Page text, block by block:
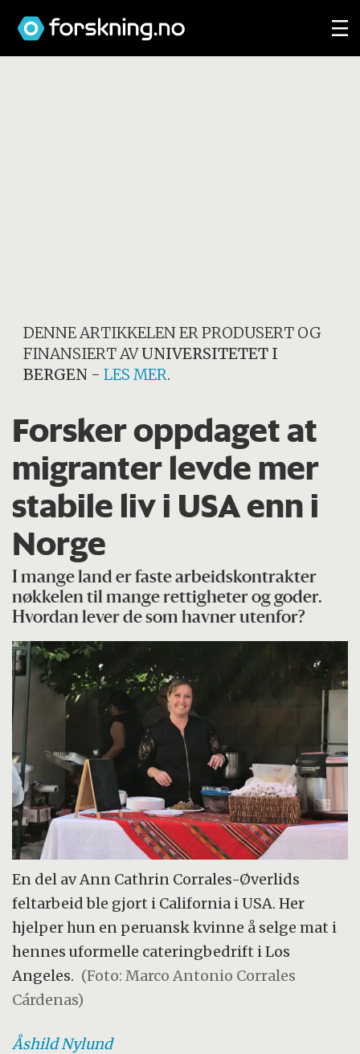
DENNE ARTIKKELEN ER PRODUSERT OG
FINANSIERT AVUNIVERSITETET I
BERGEN -LES MER.
Forsker oppdaget at
migranter levde mer
stabile liv i USA enn i
Norge
I mange land er faste arbeidskontrakter
nøkkelen til mange rettigheter og goder.
Hvordan lever de som havner utenfor?
En del av Ann Cathrin Corrales-Øverlids
feltarbeid ble gjort i California i USA. Her
hjelper hun en peruansk kvinne å selge mat i
hennes uformelle cateringbedrift i Los
Angeles. (Foto: Marco Antonio Corrales
Cárdenas)
ÅshildNylund